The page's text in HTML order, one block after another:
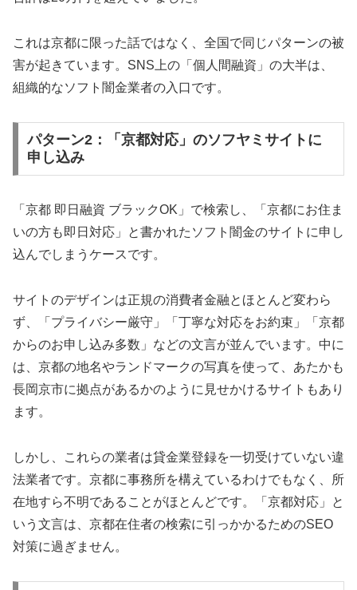
これは京都に限った話ではなく、全国で同じパターンの被
害が起きています。SNS上の「個人間融資」の大半は、
組織的なソフト闇金業者の入口です。
パターン2：「京都対応」のソフヤミサイトに
申し込み
「京都 即日融資 ブラックOK」で検索し、「京都にお住ま
いの方も即日対応」と書かれたソフト闇金のサイトに申し
込んでしまうケースです。
サイトのデザインは正規の消費者金融とほとんど変わら
ず、「プライバシー厳守」「丁寧な対応をお約束」「京都
からのお申し込み多数」などの文言が並んでいます。中に
は、京都の地名やランドマークの写真を使って、あたかも
長岡京市に拠点があるかのように見せかけるサイトもあり
ます。
しかし、これらの業者は貸金業登録を一切受けていない違
法業者です。京都に事務所を構えているわけでもなく、所
在地すら不明であることがほとんどです。「京都対応」と
いう文言は、京都在住者の検索に引っかかるためのSEO
対策に過ぎません。